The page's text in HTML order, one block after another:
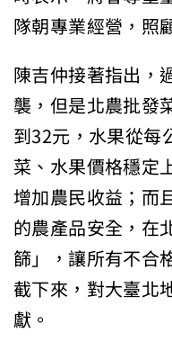
隊朝專業經營，照
陳吉仲接著指出
襲，但是北農批
到32元，水果從
菜、水果價格穩定
增加農民收益；
的農產品安全，
篩」，讓所有不
截下來，對大臺
獻。